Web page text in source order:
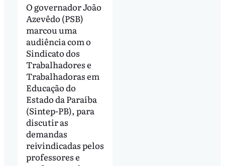
O governador João
Azevêdo (PSB)
marcou uma
audiência com o
Sindicato dos
Trabalhadores e
Trabalhadoras em
Educação do
Estado da Paraíba
(Sintep-PB), para
discutir as
demandas
reivindicadas pelos
professores e